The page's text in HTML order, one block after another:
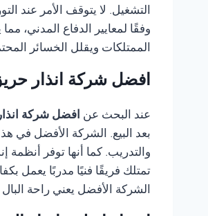
التشغيل. لا يتوقف الأمر عند
وفقًا لمعايير الدفاع المدني،
الممتلكات ويقلل الخسائر
افضل شركة انذار
عند البحث عن افضل شركة
بعد البيع. الشركة الأفضل في
والتدريب. كما أنها توفر
تمتلك فريقًا فنيًا مدربًا يعمل
الشركة الأفضل يعني راحة